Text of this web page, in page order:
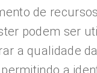
de
podem ser
a qualidade
a